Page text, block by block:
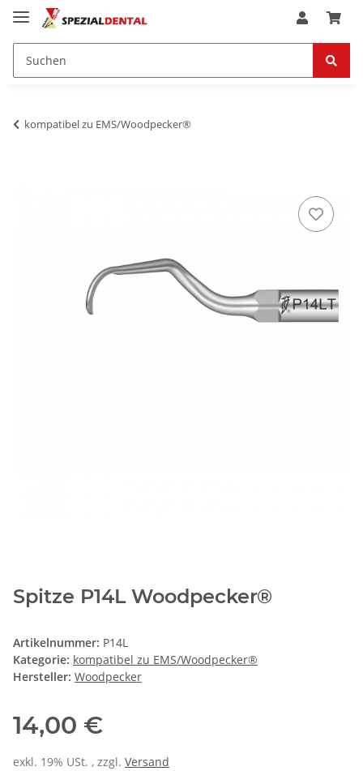
kompatibel zu EMS/Woodpecker®
Spitze P14L Woodpecker®
Artikelnummer: P14L
Kategorie: kompatibel zu EMS/Woodpecker®
Hersteller: Woodpecker
14,00 €
exkl. 19% USt. , zzgl. Versand